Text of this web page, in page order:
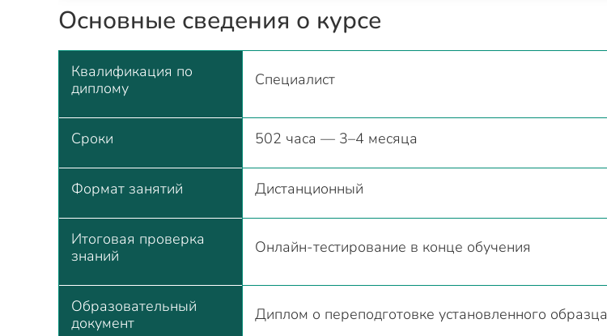
Основные сведения о курсе
Квалификация по
диплому
Специалист
Сроки 502 часа — 3–4 месяца
Формат занятий Дистанционный
Итоговая проверка
знаний
Онлайн-тестирование в конце обучения
Образовательный
документ
Диплом о переподготовке установленного образца